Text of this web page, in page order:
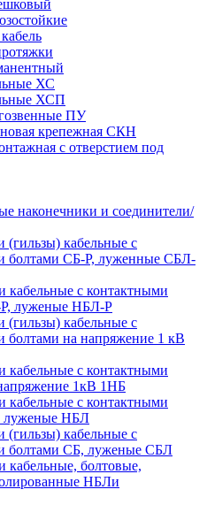
ХС
ХСП
ПУ
крепежная СКН
с отверстием под
наконечники и соединители/
(гильзы) кабельные с
болтами СБ-Р, луженные СБЛ-
кабельные с контактными
луженые НБЛ-Р
(гильзы) кабельные с
болтами на напряжение 1 кВ
кабельные с контактными
1кВ 1НБ
кабельные с контактными
луженые НБЛ
(гильзы) кабельные с
болтами СБ, луженые СБЛ
кабельные, болтовые,
НБЛи